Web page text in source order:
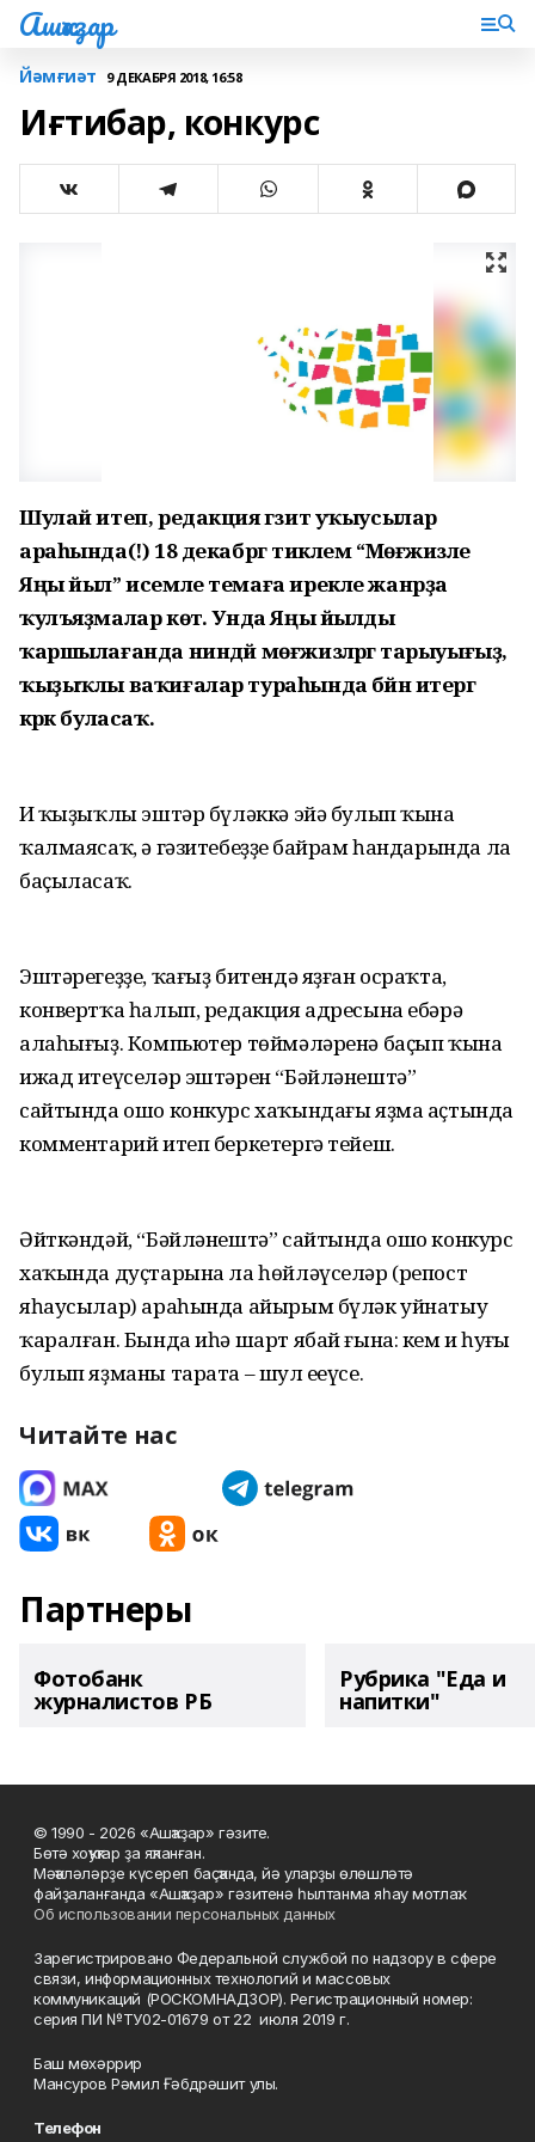
Ашҡаҙар
Йәмғиәт 9 ДЕКАБРЯ 2018, 16:58
Иғтибар, конкурс
Шулай итеп, редакция гәзит уҡыусылар
араһында(!) 18 декабргә тиклем “Мөғжизәле
Яңы йыл” исемле темаға ирекле жанрҙа
ҡулъяҙмалар көтә. Унда Яңы йылды
ҡаршылағанда ниндәй мөғжизәләргә тарыуығыҙ,
ҡыҙыҡлы ваҡиғалар тураһында бәйән итергә
кәрәк буласаҡ.
Иң ҡыҙыҡлы эштәр бүләккә эйә булып ҡына
ҡалмаясаҡ, ә гәзитебеҙҙең байрам һандарында ла
баҫыласаҡ.
Эштәрегеҙҙе, ҡағыҙ битендә яҙған осраҡта,
конвертҡа һалып, редакция адресына ебәрә
алаһығыҙ. Компьютер төймәләренә баҫып ҡына
ижад итеүселәр эштәрен “Бәйләнештә”
сайтында ошо конкурс хаҡындағы яҙма аҫтында
комментарий итеп беркетергә тейеш.
Әйткәндәй, “Бәйләнештә” сайтында ошо конкурс
хаҡында дуҫтарына ла һөйләүселәр (репост
яһаусылар) араһында айырым бүләк уйнатыу
ҡаралған. Бында иһә шарт ябай ғына: кем иң һуңғы
булып яҙманы тарата – шул еңеүсе.
Читайте нас
Партнеры
Фотобанк
журналистов РБ
Рубрика "Еда и
напитки"
© 1990 - 2026 «Ашҡаҙар» гәзите.
Бөтә хоҡуҡтар ҙа яҡланған.
Мәҡәләләрҙе күсереп баҫҡанда, йә уларҙы өлөшләтә
файҙаланғанда «Ашҡаҙар» гәзитенә һылтанма яһау мотлаҡ.
Об использовании персональных данных
Зарегистрировано Федеральной службой по надзору в сфере
связи, информационных технологий и массовых
коммуникаций (РОСКОМНАДЗОР). Регистрационный номер:
серия ПИ №ТУ02-01679 от 22 июля 2019 г.
Баш мөхәррир
Мансуров Рәмил Ғәбдрәшит улы.
Телефон